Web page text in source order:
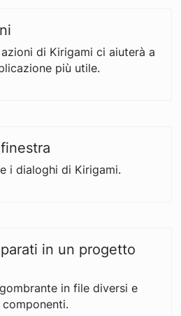
di Kirigami ci aiuterà a
più utile.
i dialoghi di Kirigami.
in un progetto
in file diversi e